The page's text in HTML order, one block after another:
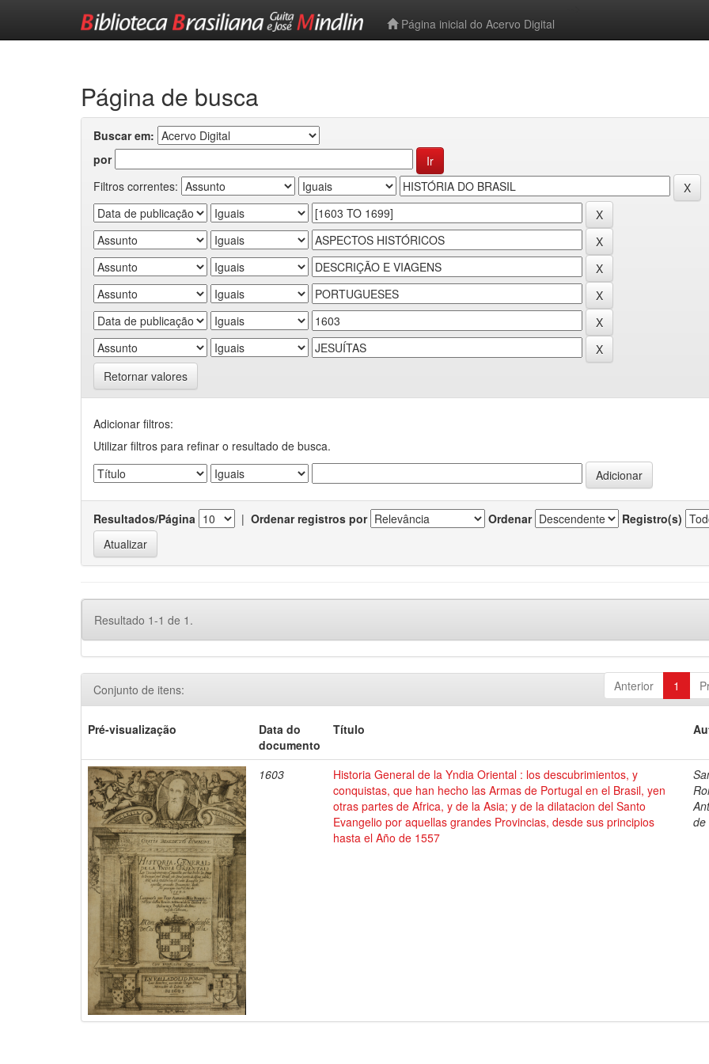
Página inicial do Acervo Digital
Página de busca
Buscar em:
por
Filtros correntes:
Retornar valores
Adicionar filtros:
Utilizar filtros para refinar o resultado de busca.
Resultados/Página | Ordenar registros por Ordenar Registro(s)
Resultado 1-1 de 1.
Anterior 1
Conjunto de itens:
Pré-visualização
Data do
documento
Título
1603
Historia General de la Yndia Oriental : los descubrimientos, y
conquistas, que han hecho las Armas de Portugal en el Brasil, yen
otras partes de Africa, y de la Asia; y de la dilatacion del Santo
Evangelio por aquellas grandes Provincias, desde sus principios
hasta el Año de 1557
de